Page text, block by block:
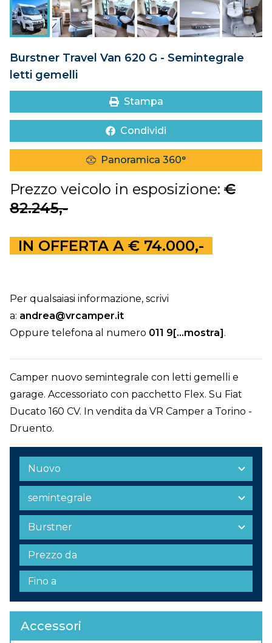
DOVE SIAMO
CONTATTI
Burstner Travel Van 620 G - Semintegrale
letti gemelli
Stampa
Condividi
Panoramica 360°
Prezzo veicolo in esposizione: €
82.245,-
IN OFFERTA A € 74.000,-
Per qualsaiasi informazione, scrivi
a: andrea@vrcamper.it
Oppure telefona al numero 011 9[...mostra].
Camper nuovo semintegrale con letti gemelli e
garage. Accessoriato con pacchetto Flex. Su Fiat
Ducato 160 CV. In vendita da VR Camper a Torino -
Druento.
Accessori